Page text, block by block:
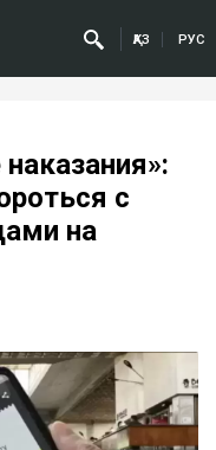
ҚАЗ РУС
с
на